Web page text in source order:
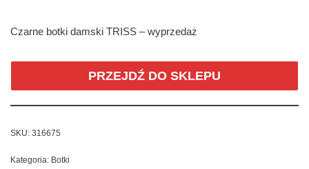
Czarne botki damski TRISS – wyprzedaż
PRZEJDŹ DO SKLEPU
SKU: 316675
Kategoria: Botki